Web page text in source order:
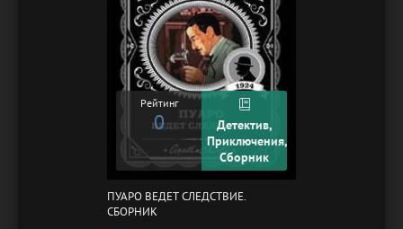
Рейтинг
0
Детектив,
Приключения,
Сборник
ПУАРО ВЕДЕТ СЛЕДСТВИЕ.
СБОРНИК